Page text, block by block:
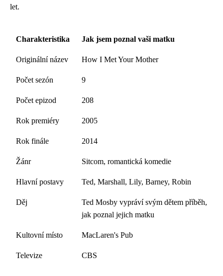
let.
Charakteristika Jak jsem poznal vaši matku
Originální název How I Met Your Mother
Počet sezón 9
Počet epizod 208
Rok premiéry 2005
Rok finále 2014
Žánr Sitcom, romantická komedie
Hlavní postavy Ted, Marshall, Lily, Barney, Robin
Děj
Ted Mosby vypráví svým dětem příběh,
jak poznal jejich matku
Kultovní místo MacLaren's Pub
Televize CBS